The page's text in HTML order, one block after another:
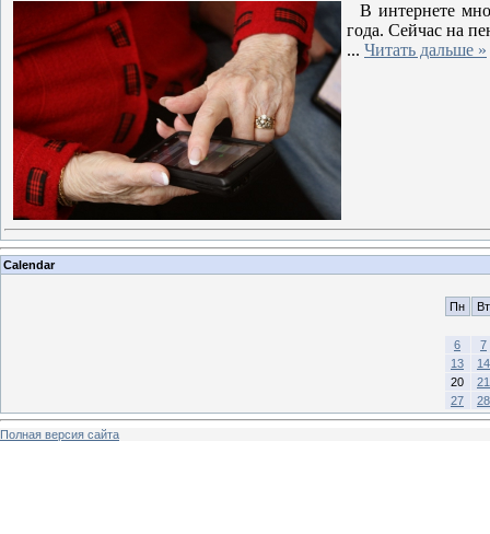
В интернете
года. Сейчас на
... Читать дальше »
Calendar
Пн Вт
6
7
13
14
20
21
27
28
Полная версия сайта